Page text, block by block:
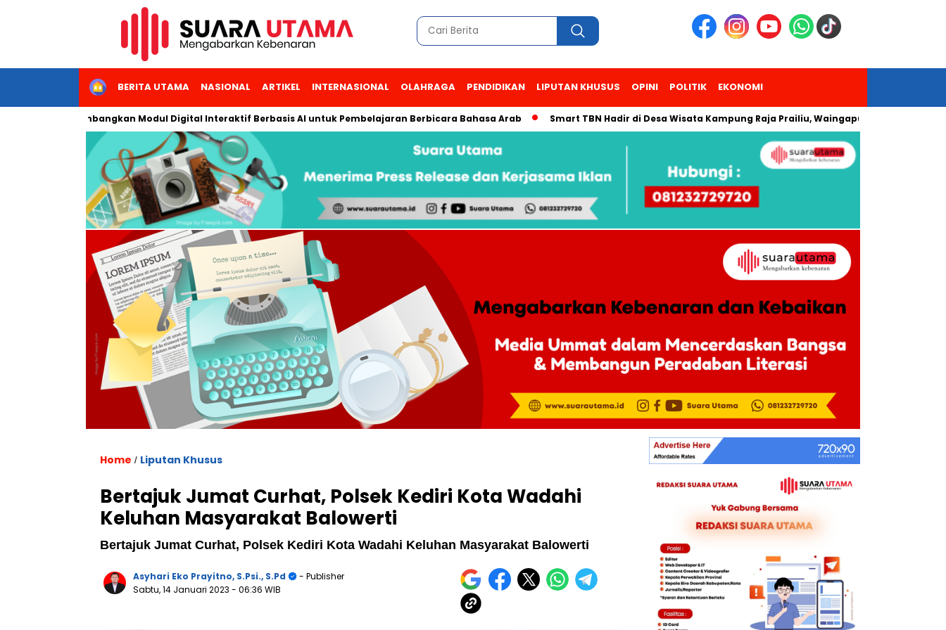
HOMEBERITA UTAMA NASIONAL ARTIKEL INTERNASIONAL OLAHRAGA PENDIDIKAN LIPUTAN KHUSUS OPINI POLITIK EKONOMI
Kembangkan Modul Digital Interaktif Berbasis AI untuk Pembelajaran Berbicara Bahasa Arab Smart TBN Hadir di Desa Wisata Kampung Raja Prailiu, Waingapu!
Home / Liputan Khusus
Bertajuk Jumat Curhat, Polsek Kediri Kota Wadahi
Keluhan Masyarakat Balowerti
Bertajuk Jumat Curhat, Polsek Kediri Kota Wadahi Keluhan Masyarakat Balowerti
Asyhari Eko Prayitno, S.Psi., S.Pd
- Publisher
Sabtu, 14 Januari 2023 - 06:36 WIB